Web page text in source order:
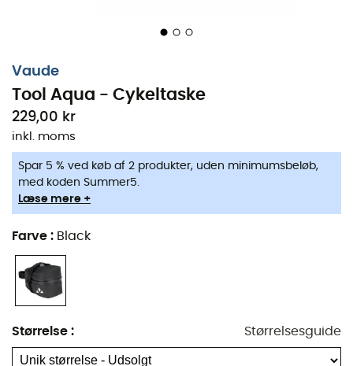
Vaude
Tool Aqua - Cykeltaske
229,00 kr
inkl. moms
Spar 5 % ved køb af 2 produkter, uden minimumsbeløb,
med koden Summer5.
Læse mere +
Farve : Black
Størrelse : Størrelsesguide